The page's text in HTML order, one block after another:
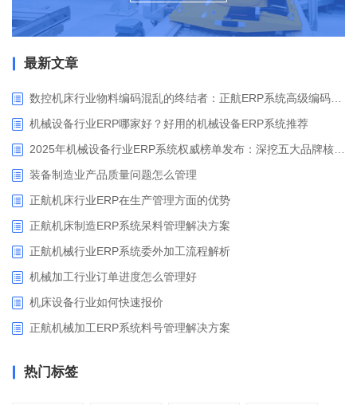
最新文章
机械设备行业ERP哪家好？好用的机械设备ERP系统推荐
装备制造业产品质量问题怎么管理
正航机床行业ERP在生产管理方面的优势
正航机床制造ERP系统呆料管理解决方案
正航机械行业ERP系统委外加工流程解析
机械加工行业订单进度怎么管理好
​机床设备行业如何快速报价
正航机械加工ERP系统料号管理解决方案
热门标签